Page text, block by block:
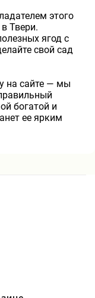
этого
Твери.
ягод с
свой сад
на сайте — мы
богатой и
ее ярким